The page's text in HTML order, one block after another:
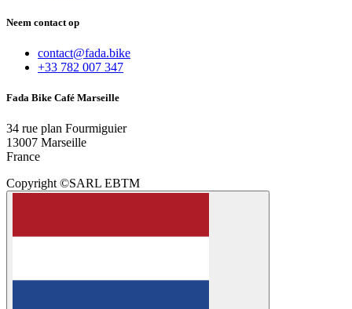
Neem contact op
contact@fada.bike
+33 782 007 347
Fada Bike Café Marseille
34 rue plan Fourmiguier
13007 Marseille
France
Copyright ©SARL EBTM